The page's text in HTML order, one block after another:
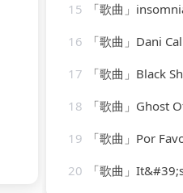
15
「歌曲」insomnia-潮音哥、
16
「歌曲」Dani
17
「歌曲」Black
18
「歌曲」Ghost Of A
19
「歌曲」Por Favor-Sin
20
「歌曲」It&#39;s All